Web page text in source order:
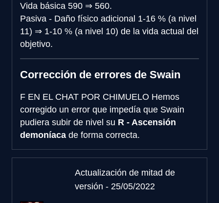
Vida básica 590 ⇒ 560.
Pasiva - Daño físico adicional 1-16 % (a nivel
11) ⇒ 1-10 % (a nivel 10) de la vida actual del
objetivo.
Corrección de errores de Swain
F EN EL CHAT POR CHIMUELO Hemos
corregido un error que impedía que Swain
pudiera subir de nivel su R - Ascensión
demoníaca de forma correcta.
Actualización de mitad de
versión - 25/05/2022